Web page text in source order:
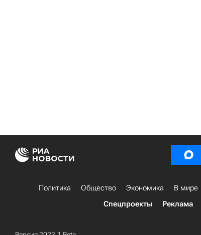
Политика Общество Экономика В мире
Спецпроекты
Реклама